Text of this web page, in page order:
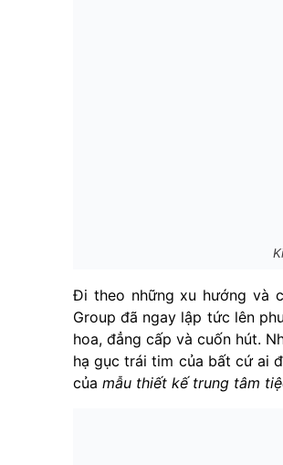
Đi theo những xu hướng và
Group đã ngay lập tức lên
hoa, đẳng cấp và cuốn hút.
hạ gục trái tim của bất cứ ai
của mẫu thiết kế trung tâm